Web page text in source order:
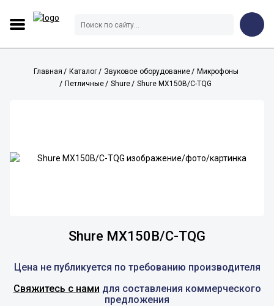
Главная Каталог Звуковое оборудование
Микрофоны
Петличные
Shure Shure MX150B/C-TQG
Shure MX150B/C-TQG
Цена не публикуется по требованию производителя
Свяжитесь с нами для составления коммерческого
предложения